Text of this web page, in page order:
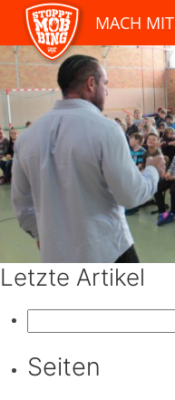
MACH MIT
Letzte Artikel
nach:
Seiten